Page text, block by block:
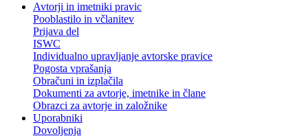
Avtorji in imetniki pravic
Pooblastilo in včlanitev
Prijava del
ISWC
Individualno upravljanje avtorske pravice
Pogosta vprašanja
Obračuni in izplačila
Dokumenti za avtorje, imetnike in člane
Obrazci za avtorje in založnike
Uporabniki
Dovoljenja